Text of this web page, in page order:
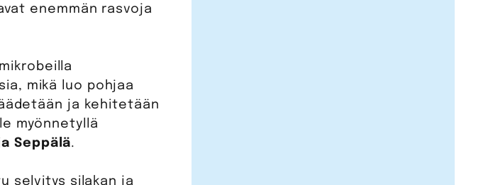
enemmän rasvoja
mikä luo pohjaa
ja kehitetään
myönnetyllä
Seppälä.
selvitys silakan ja